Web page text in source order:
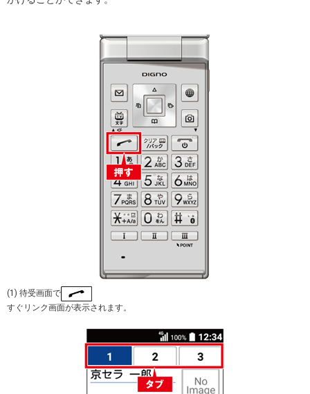
(1) 待受画面で
すぐリンク画面が表示されます。